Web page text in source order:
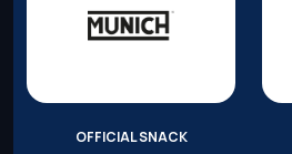
OFFICIAL SNACK